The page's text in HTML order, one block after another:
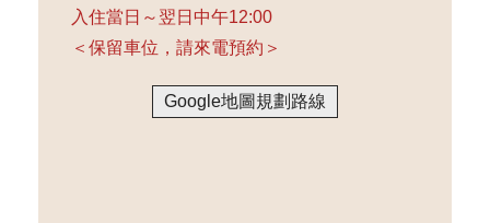
入住當日～翌日中午12:00
＜保留車位，請來電預約＞
Google地圖規劃路線